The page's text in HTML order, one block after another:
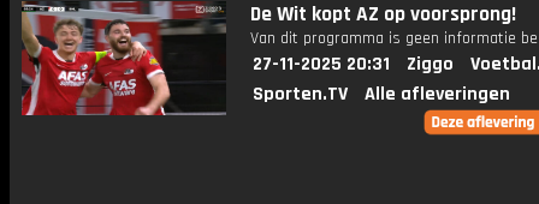
De Wit kopt AZ op voorsprong!
Van dit programma is geen informatie
27-11-2025 20:31 Ziggo
Sporten.TV
Alle afleveringen